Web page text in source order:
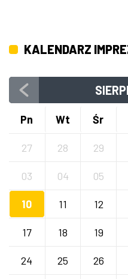
KALENDARZ
Pn Wt Śr
27 28 29
03 04 05
10 11 12
17 18 19
24 25 26